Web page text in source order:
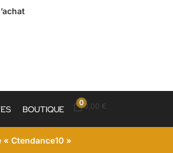
BOUTIQUE
00,00 €
Ctendance10 »